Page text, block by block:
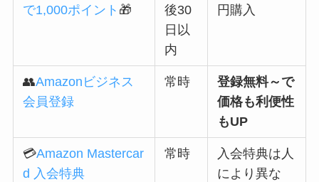
で1,000ポイント 🎁
後30
日以
内
円購入
👥Amazonビジネス
会員登録
常時
登録無料～で
価格も利便性
もUP
💳Amazon Mastercar
d 入会特典
常時
入会特典は人
により異な